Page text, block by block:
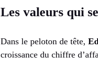
Les valeurs qui
Dans le peloton de tête,
croissance du chiffre